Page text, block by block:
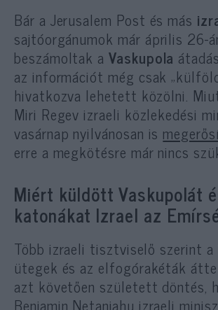
Bár a Jerusalem Post és más
sajtóorgánumok már április 26-
beszámoltak aVaskupola
az információt még csak
hivatkozva lehetett közölni.
Miri Regev izraeli közlekedési
vasárnap nyilvánosan is
erre a megkötésre már nincs
Miért küldött Vaskupolát
katonákat Izrael az
Több izraeli tisztviselő szerint a
ütegek és az elfogórakéták
azt követően született döntés,
Benjamin Netanjahu izraeli